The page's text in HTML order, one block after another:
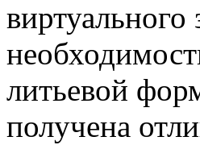
литьевой
получена